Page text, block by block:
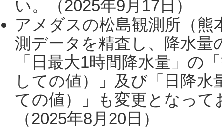
い。（2025年9月17日）
アメダスの松島観測所（熊
測データを精査し、降水
「日最大1時間降水量」の
しての値）」及び「日降
ての値）」も変更となっ
（2025年8月20日）